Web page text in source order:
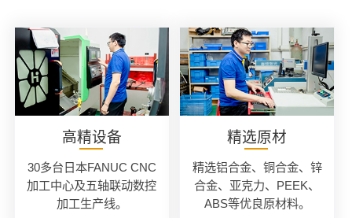
高精设备
30多台日本FANUC CNC
加工中心及五轴联动数控
加工生产线。
精选原材
精选铝合金、铜合金、锌
合金、亚克力、PEEK、
ABS等优良原材料。